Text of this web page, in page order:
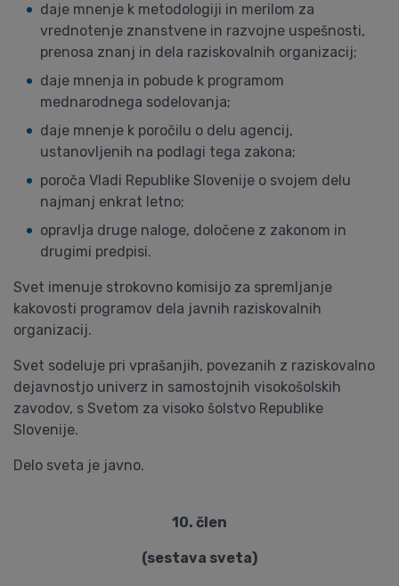
daje mnenje k metodologiji in merilom za
vrednotenje znanstvene in razvojne uspešnosti,
prenosa znanj in dela raziskovalnih organizacij;
daje mnenja in pobude k programom
mednarodnega sodelovanja;
daje mnenje k poročilu o delu agencij,
ustanovljenih na podlagi tega zakona;
poroča Vladi Republike Slovenije o svojem delu
najmanj enkrat letno;
opravlja druge naloge, določene z zakonom in
drugimi predpisi.
Svet imenuje strokovno komisijo za spremljanje
kakovosti programov dela javnih raziskovalnih
organizacij.
Svet sodeluje pri vprašanjih, povezanih z raziskovalno
dejavnostjo univerz in samostojnih visokošolskih
zavodov, s Svetom za visoko šolstvo Republike
Slovenije.
Delo sveta je javno.
10. člen
(sestava sveta)